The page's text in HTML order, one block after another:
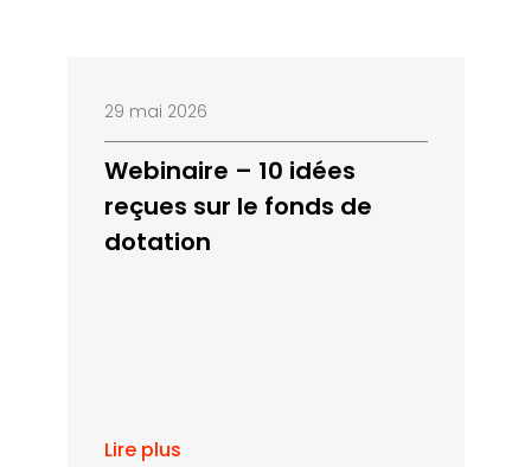
29 mai 2026
Webinaire – 10 idées
reçues sur le fonds de
dotation
Lire plus